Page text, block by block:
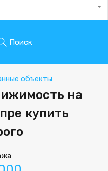
Поиск
объекты
на
купить